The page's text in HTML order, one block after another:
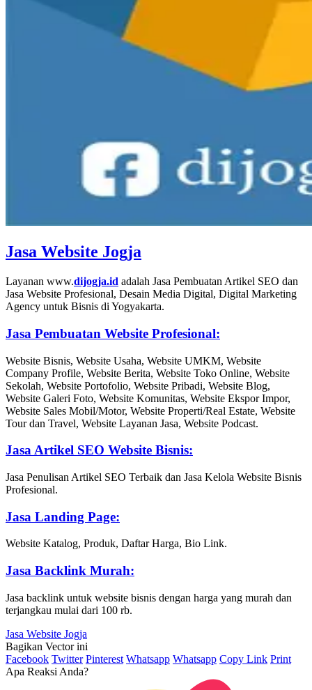
Jasa Website Jogja
Layanan www.dijogja.id adalah Jasa Pembuatan Artikel SEO dan
Jasa Website Profesional, Desain Media Digital, Digital Marketing
Agency untuk Bisnis di Yogyakarta.
Jasa Pembuatan Website Profesional:
Website Bisnis, Website Usaha, Website UMKM, Website
Company Profile, Website Berita, Website Toko Online, Website
Sekolah, Website Portofolio, Website Pribadi, Website Blog,
Website Galeri Foto, Website Komunitas, Website Ekspor Impor,
Website Sales Mobil/Motor, Website Properti/Real Estate, Website
Tour dan Travel, Website Layanan Jasa, Website Podcast.
Jasa Artikel SEO Website Bisnis:
Jasa Penulisan Artikel SEO Terbaik dan Jasa Kelola Website Bisnis
Profesional.
Jasa Landing Page:
Website Katalog, Produk, Daftar Harga, Bio Link.
Jasa Backlink Murah:
Jasa backlink untuk website bisnis dengan harga yang murah dan
terjangkau mulai dari 100 rb.
Jasa Website Jogja
Bagikan Vector ini
Facebook Twitter Pinterest Whatsapp Whatsapp Copy Link Print
Apa Reaksi Anda?